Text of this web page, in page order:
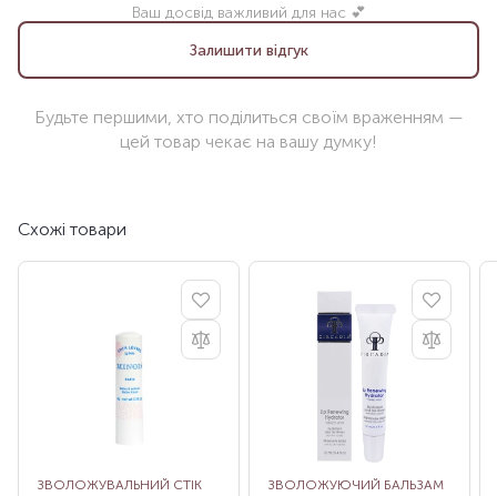
Ваш досвід важливий для нас 💕
Залишити відгук
Будьте першими, хто поділиться своїм враженням —
цей товар чекає на вашу думку!
Схожі товари
ЗВОЛОЖУВАЛЬНИЙ СТІК
ЗВОЛОЖУЮЧИЙ БАЛЬЗАМ